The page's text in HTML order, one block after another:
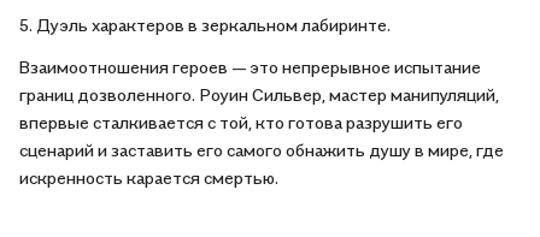
5. Дуэль характеров в зеркальном лабиринте.
Взаимоотношения героев — это непрерывное испытание
границ дозволенного. Роуин Сильвер, мастер манипуляций,
впервые сталкивается с той, кто готова разрушить его
сценарий и заставить его самого обнажить душу в мире, где
искренность карается смертью.